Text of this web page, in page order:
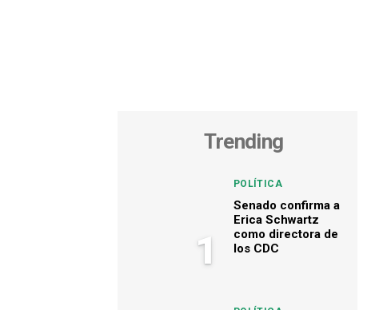
Trending
1
POLÍTICA
Senado confirma a
Erica Schwartz
como directora de
los CDC